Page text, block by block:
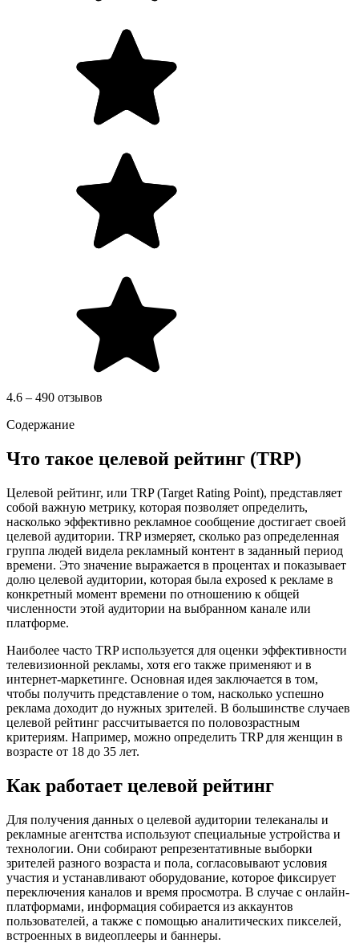
4.6 – 490 отзывов
Содержание
Что такое целевой рейтинг (TRP)
Целевой рейтинг, или TRP (Target Rating Point), представляет
собой важную метрику, которая позволяет определить,
насколько эффективно рекламное сообщение достигает своей
целевой аудитории. TRP измеряет, сколько раз определенная
группа людей видела рекламный контент в заданный период
времени. Это значение выражается в процентах и показывает
долю целевой аудитории, которая была exposed к рекламе в
конкретный момент времени по отношению к общей
численности этой аудитории на выбранном канале или
платформе.
Наиболее часто TRP используется для оценки эффективности
телевизионной рекламы, хотя его также применяют и в
интернет-маркетинге. Основная идея заключается в том,
чтобы получить представление о том, насколько успешно
реклама доходит до нужных зрителей. В большинстве случаев
целевой рейтинг рассчитывается по половозрастным
критериям. Например, можно определить TRP для женщин в
возрасте от 18 до 35 лет.
Как работает целевой рейтинг
Для получения данных о целевой аудитории телеканалы и
рекламные агентства используют специальные устройства и
технологии. Они собирают репрезентативные выборки
зрителей разного возраста и пола, согласовывают условия
участия и устанавливают оборудование, которое фиксирует
переключения каналов и время просмотра. В случае с онлайн-
платформами, информация собирается из аккаунтов
пользователей, а также с помощью аналитических пикселей,
встроенных в видеоплееры и баннеры.